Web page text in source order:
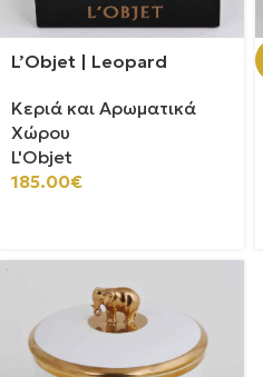
L’Objet | Leopard
Κεριά και Αρωματικά
Χώρου
L'Objet
185.00€